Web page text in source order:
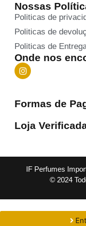
Nossas
Politicas de
Politicas de
Politicas de
Onde nos
Formas de
Loja
IF Perfumes
© 2024